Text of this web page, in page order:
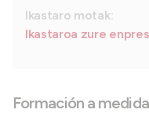
Ikastaro motak:
Ikastaroa zure
Formación a